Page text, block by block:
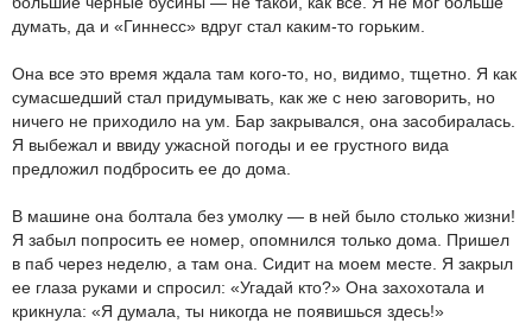
думать, да и «Гиннесс» вдруг стал каким-то горьким.
Она все это время ждала там кого-то, но, видимо, тщетно. Я как
сумасшедший стал придумывать, как же с нею заговорить, но
ничего не приходило на ум. Бар закрывался, она засобиралась.
Я выбежал и ввиду ужасной погоды и ее грустного вида
предложил подбросить ее до дома.
В машине она болтала без умолку — в ней было столько жизни!
Я забыл попросить ее номер, опомнился только дома. Пришел
в паб через неделю, а там она. Сидит на моем месте. Я закрыл
ее глаза руками и спросил: «Угадай кто?» Она захохотала и
крикнула: «Я думала, ты никогда не появишься здесь!»